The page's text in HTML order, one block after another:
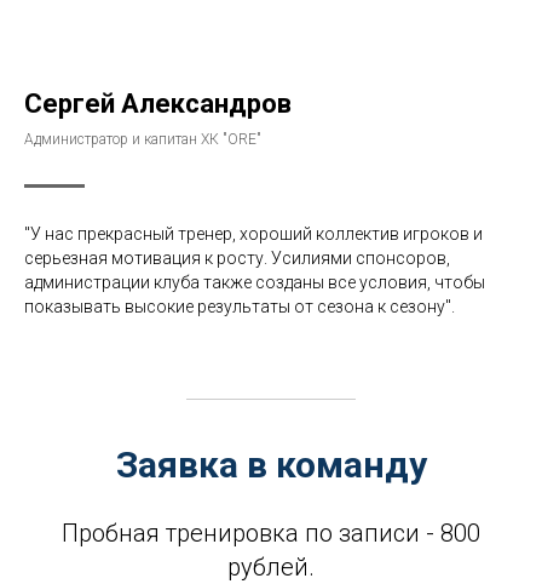
Сергей Александров
Администратор и капитан ХК "ORE"
"У нас прекрасный тренер, хороший коллектив игроков и
серьезная мотивация к росту. Усилиями спонсоров,
администрации клуба также созданы все условия, чтобы
показывать высокие результаты от сезона к сезону".
Заявка в команду
Пробная тренировка по записи - 800
рублей.